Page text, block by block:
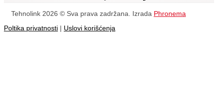
Tehnolink 2026 © Sva prava zadržana. Izrada Phronema
Poltika privatnosti | Uslovi korišćenja